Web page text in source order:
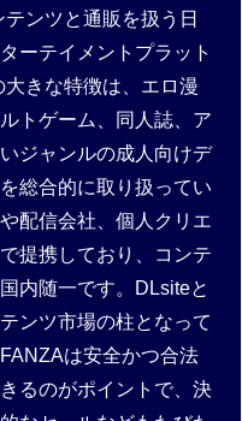
ンツと通販を扱う日
ーテイメントプラット
きな特徴は、エロ漫
トゲーム、同人誌、ア
ジャンルの成人向けデ
総合的に取り扱ってい
配信会社、個人クリエ
提携しており、コンテ
内随一です。DLsiteと
ンツ市場の柱となって
は安全かつ合法
るのがポイントで、決